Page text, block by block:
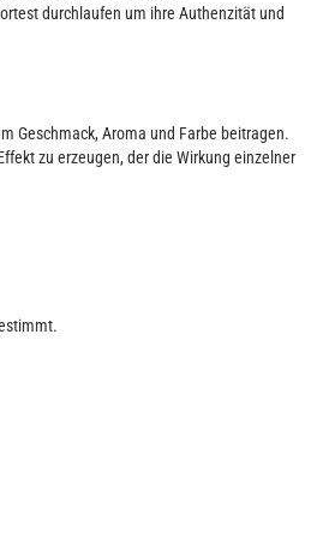
durchlaufen um ihre Authenzität und
Geschmack, Aroma und Farbe beitragen.
zu erzeugen, der die Wirkung einzelner